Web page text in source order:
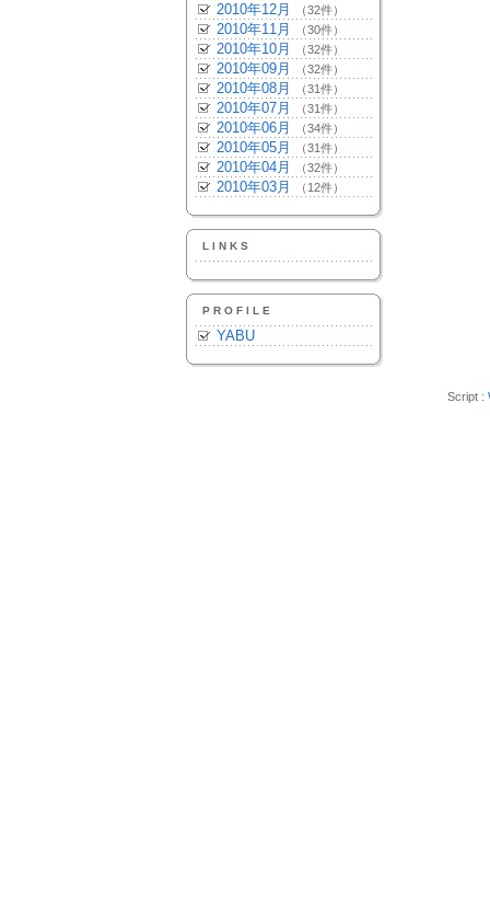
2010年12月 （32件）
2010年11月 （30件）
2010年10月 （32件）
2010年09月 （32件）
2010年08月 （31件）
2010年07月 （31件）
2010年06月 （34件）
2010年05月 （31件）
2010年04月 （32件）
2010年03月 （12件）
LINKS
PROFILE
YABU
Script :